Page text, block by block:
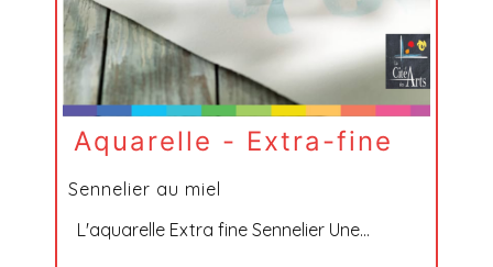
Aquarelle - Extra-fine
Sennelier au miel
L'aquarelle Extra fine Sennelier Une...